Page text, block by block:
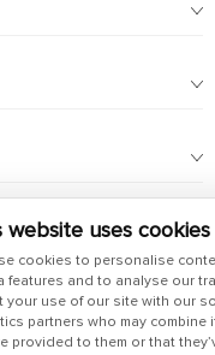
website uses cookies
cookies to personalise
features and to analyse our
your use of our site with our
partners who may
provided to them or that